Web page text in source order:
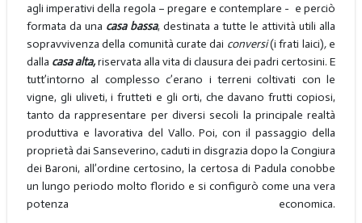
agli imperativi della regola – pregare e contemplare - e perciò
formata da una casa bassa, destinata a tutte le attività utili alla
sopravvivenza della comunità curate dai conversi(i frati laici),e
dalla casa alta,riservata alla vita di clausura dei padri certosini. E
tutt’intorno al complesso c’erano i terreni coltivati con le
vigne, gli uliveti, i frutteti e gli orti, che davano frutti copiosi,
tanto da rappresentare per diversi secoli la principale realtà
produttiva e lavorativa del Vallo. Poi, con il passaggio della
proprietà dai Sanseverino, caduti in disgrazia dopo la Congiura
dei Baroni, all’ordine certosino, la certosa di Padula conobbe
un lungo periodo molto florido e si configurò come una vera
potenza economica.